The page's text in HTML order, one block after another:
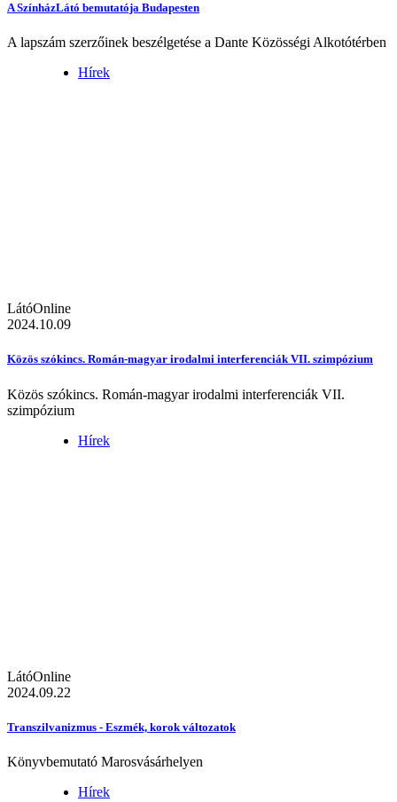
A SzínházLátó bemutatója Budapesten
A lapszám szerzőinek beszélgetése a Dante Közösségi Alkotótérben
Hírek
LátóOnline
2024.10.09
Közös szókincs. Román-magyar irodalmi interferenciák VII. szimpózium
Közös szókincs. Román-magyar irodalmi interferenciák VII.
szimpózium
Hírek
LátóOnline
2024.09.22
Transzilvanizmus - Eszmék, korok változatok
Könyvbemutató Marosvásárhelyen
Hírek